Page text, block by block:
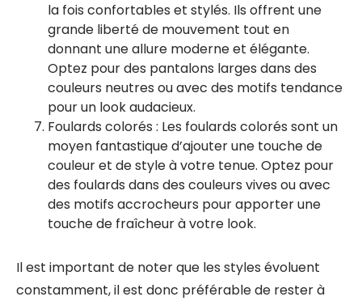
la fois confortables et stylés. Ils offrent une
grande liberté de mouvement tout en
donnant une allure moderne et élégante.
Optez pour des pantalons larges dans des
couleurs neutres ou avec des motifs tendance
pour un look audacieux.
Foulards colorés : Les foulards colorés sont un
moyen fantastique d’ajouter une touche de
couleur et de style à votre tenue. Optez pour
des foulards dans des couleurs vives ou avec
des motifs accrocheurs pour apporter une
touche de fraîcheur à votre look.
Il est important de noter que les styles évoluent
constamment, il est donc préférable de rester à